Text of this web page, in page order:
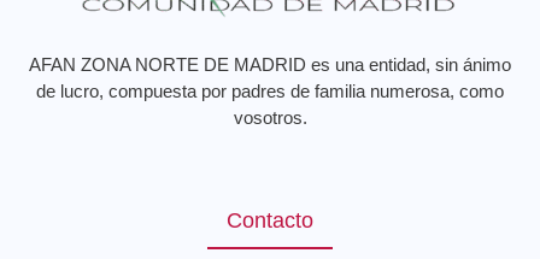
AFAN ZONA NORTE DE MADRID es una entidad, sin ánimo
de lucro, compuesta por padres de familia numerosa, como
vosotros.
Contacto